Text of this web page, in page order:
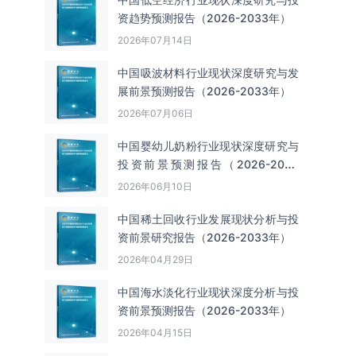
资趋势预测报告（2026-2033年）
2026年07月14日
中国吸波材料‌‌‌行业现状深度研究与发
展前景预测报告（2026-2033年）
2026年07月06日
中国婴幼儿奶粉行业现状深度研究与
投资前景预测报告（2026-2033
年）
2026年06月10日
中国‌‌稀土回收‌‌行业发展现状分析与投
资前景研究报告（2026-2033年）
2026年04月29日
中国海水淡化行业现状深度分析与投
资前景预测报告（2026-2033年）
2026年04月15日